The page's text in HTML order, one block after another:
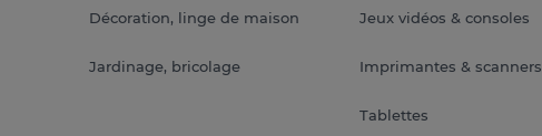
Décoration, linge de maison
Jardinage, bricolage
Jeux vidéos & consoles
Imprimantes & scanners
Tablettes